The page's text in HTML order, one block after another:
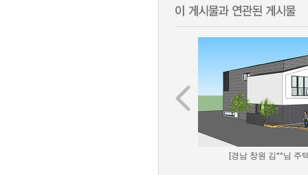
[경남 창원 김**님 주